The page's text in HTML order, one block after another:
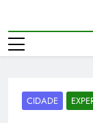
CIDADE